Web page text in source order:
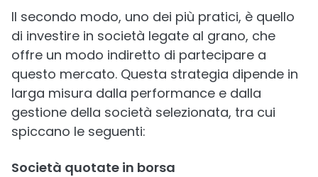
Il secondo modo, uno dei più pratici, è quello
di investire in società legate al grano, che
offre un modo indiretto di partecipare a
questo mercato. Questa strategia dipende in
larga misura dalla performance e dalla
gestione della società selezionata, tra cui
spiccano le seguenti:
Società quotate in borsa